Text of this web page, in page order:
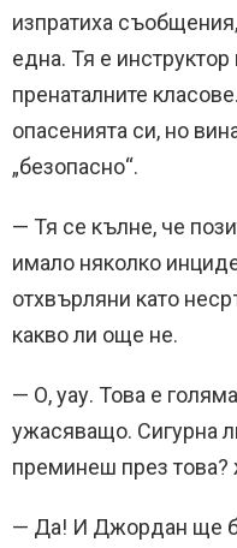
изпратиха
една. Тя е инструктор
пренаталните
опасенията си, но
„безопасно“.
— Тя се кълне, че
имало няколко
отхвърляни като
какво ли още не.
— О, уау. Това е
ужасяващо. Сигурна
преминеш през това?
— Да! И Джордан ще